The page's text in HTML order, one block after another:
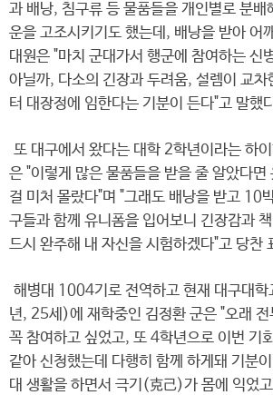
과 배낭, 침구류 등 물품들을 개인별로 분배
운을 고조시키기도 했는데, 배낭을 받아 어
대원은 "마치 군대가서 행군에 참여하는 신
아닐까, 다소의 긴장과 두려움, 설렘이 교차
터 대장정에 임한다는 기분이 든다"고 말했
또 대구에서 왔다는 대학 2학년이라는 하
은 "이렇게 많은 물품들을 받을 줄 알았다면
걸 미처 몰랐다"며 "그래도 배낭을 받고 10
구들과 함께 유니폼을 입어보니 긴장감과
드시 완주해 내 자신을 시험하겠다"고 당찬
해병대 1004기로 전역하고 현재 대구대
년, 25세)에 재학중인 김정환 군은 "오래 전
꼭 참여하고 싶었고, 또 4학년으로 이번 기
같아 신청했는데 다행히 함께 하게돼 기분
대 생활을 하면서 극기(克己)가 몸에 익었